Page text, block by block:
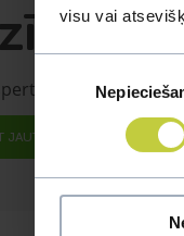
visu vai
izvēle
spēs atbildēt uz
JAUTĀJUMU